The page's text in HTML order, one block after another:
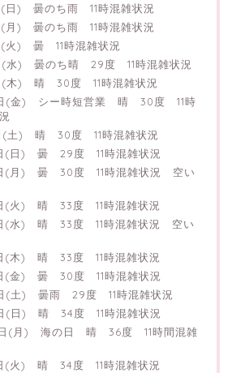
(日) 曇のち雨 11時混雑状況
(月) 曇のち雨 11時混雑状況
(火) 曇 11時混雑状況
(水) 曇のち晴 29度 11時混雑状況
(木) 晴 30度 11時混雑状況
(金) シー時短営業 晴 30度 11時
(土) 晴 30度 11時混雑状況
(日) 曇 29度 11時混雑状況
(月) 曇 30度 11時混雑状況 空い
(火) 晴 33度 11時混雑状況
(水) 晴 33度 11時混雑状況 空い
(木) 晴 33度 11時混雑状況
(金) 曇 30度 11時混雑状況
(土) 曇雨 29度 11時混雑状況
(日) 晴 34度 11時混雑状況
(月) 海の日 晴 36度 11時間混雑
(火) 晴 34度 11時混雑状況